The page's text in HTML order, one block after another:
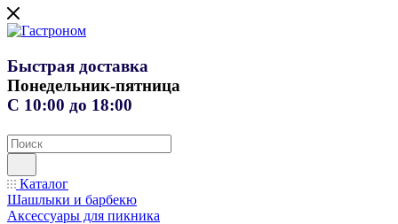
Быстрая доставка
Понедельник-пятница
С 10:00 до 18:00
Каталог
Шашлыки и барбекю
Аксессуары для пикника